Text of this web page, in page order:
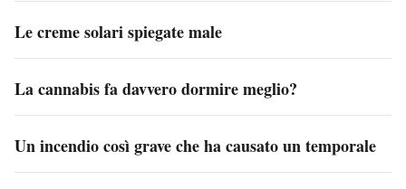
Le creme solari spiegate male
La cannabis fa davvero dormire meglio?
Un incendio così grave che ha causato un temporale